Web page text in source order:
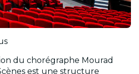
du chorégraphe Mourad
est une structure